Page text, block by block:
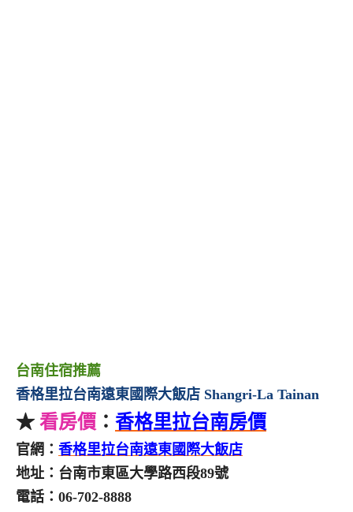
台南住宿推薦
香格里拉台南遠東國際大飯店 Shangri-La Tainan
★ 看房價 ： 香格里拉台南房價
官網： 香格里拉台南遠東國際大飯店
地址：台南市東區大學路西段89號
電話：06-702-8888